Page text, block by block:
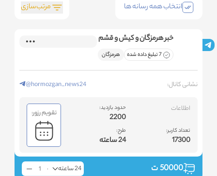
مرتب‌سازی انتخاب همه رسانه ها
خبر هرمزگان و کیش و قشم
7 تبلیغ داده شده هرمزگان
نشانی کانال: @hormozgan_news24
اطلاعات
تعداد کاربر:
17300
حدود بازدید:
2200
طرح:
24 ساعته
تقویم رزور:
50000ت 24 ساعته